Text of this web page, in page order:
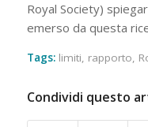
Royal Society)
emerso da questa
Tags: limiti, rapporto,
Condividi questo